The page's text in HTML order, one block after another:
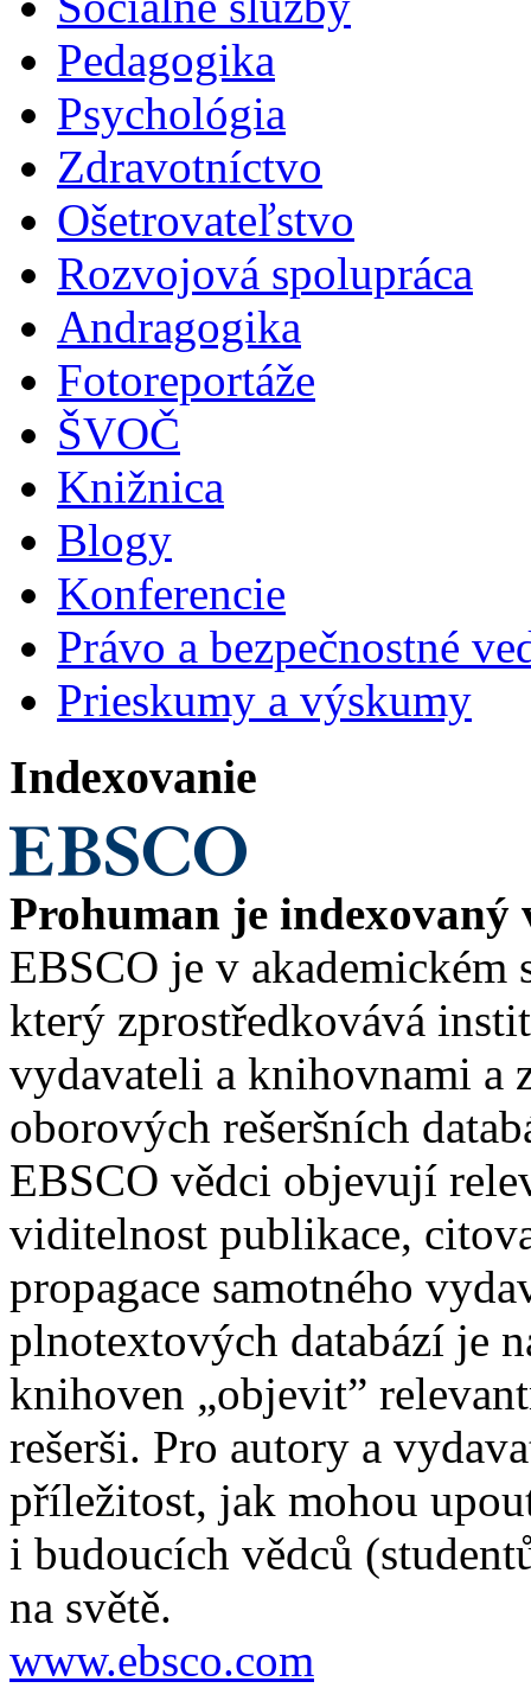
Pedagogika
Psychológia
Zdravotníctvo
Ošetrovateľstvo
Rozvojová spolupráca
Andragogika
Fotoreportáže
ŠVOČ
Knižnica
Blogy
Konferencie
Právo a bezpečnostné
Prieskumy a výskumy
Indexovanie
Prohuman je indexovaný
EBSCO je v akademickém
který zprostředkovává
vydavateli a knihovnami
oborových rešeršních
EBSCO vědci objevují
viditelnost publikace,
propagace samotného
plnotextových databází je
knihoven „objevit”
rešerši. Pro autory a
příležitost, jak mohou
i budoucích vědců
na světě.
www.ebsco.com